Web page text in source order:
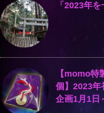
「2023年
【momo
個】2023
企画1月1日